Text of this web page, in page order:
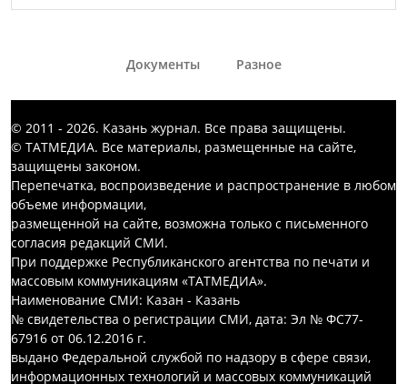
Документы Разное
© 2011 - 2026. Казань журнал. Все права защищены.
© ТАТМЕДИА. Все материалы, размещенные на сайте,
защищены законом.
Перепечатка, воспроизведение и распространение в любом
объеме информации,
размещенной на сайте, возможна только с письменного
согласия редакций СМИ.
При поддержке Республиканского агентства по печати и
массовым коммуникациям «ТАТМЕДИА».
Наименование СМИ: Казан - Казань
№ свидетельства о регистрации СМИ, дата: Эл № ФС77-
67916 от 06.12.2016 г.
выдано Федеральной службой по надзору в сфере связи,
информационных технологий и массовых коммуникаций